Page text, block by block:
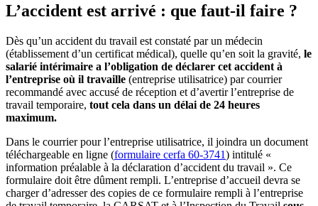
L’accident est arrivé : que faut-il faire ?
Dès qu’un accident du travail est constaté par un médecin
(établissement d’un certificat médical), quelle qu’en soit la gravité, le
salarié intérimaire a l’obligation de déclarer cet accident à
l’entreprise où il travaille (entreprise utilisatrice) par courrier
recommandé avec accusé de réception et d’avertir l’entreprise de
travail temporaire, tout cela dans un délai de 24 heures
maximum.
Dans le courrier pour l’entreprise utilisatrice, il joindra un document
téléchargeable en ligne (formulaire cerfa 60-3741) intitulé «
information préalable à la déclaration d’accident du travail ». Ce
formulaire doit être dûment rempli. L’entreprise d’accueil devra se
charger d’adresser des copies de ce formulaire rempli à l’entreprise